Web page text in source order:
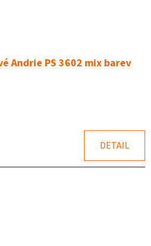
Andrie PS 3602 mix barev
DETAIL